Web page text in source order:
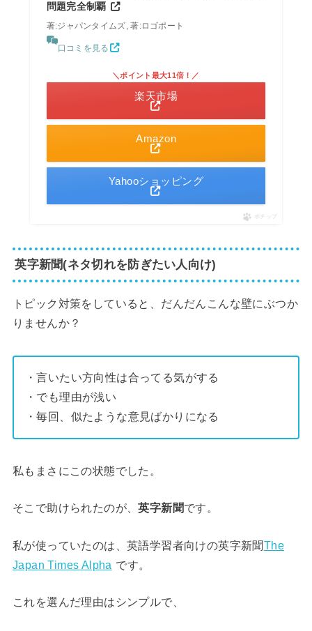
問題完全制覇
著:ジャパンタイムズ, 著:ロゴポート
口コミを見る
Amazon
＼ポイント最大11倍！／
楽天市場
Yahooショッピング
ポチップ
英字新聞(ネタ切れを防ぎたい人向け)
トピック対策をしていると、だんだんこんな壁にぶつか
りませんか？
・言いたい方向性は合ってる気がする
・でも理由が浅い
・毎回、似たような意見ばかりになる
私もまさにこの状態でした。
そこで助けられたのが、英字新聞です。
私が使っていたのは、英語学習者向けの英字新聞The
Japan Times Alpha です。
これを選んだ理由はシンプルで、